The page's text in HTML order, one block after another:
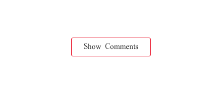
Show Comments